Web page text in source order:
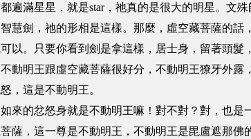
遍滿星星，就是star，祂真的是很大的明星。文
慧劍，祂的形相是這樣。那麼，虛空藏菩薩的話
以。只要你看到劍是拿這樣，居士身，留著頭髮
動明王跟虛空藏菩薩很好分，不動明王獠牙外
，這是不動明王。
的忿怒身就是不動明王嘛！對不對？對，也是
薩，這一尊是不動明王，不動明王是毘盧遮那